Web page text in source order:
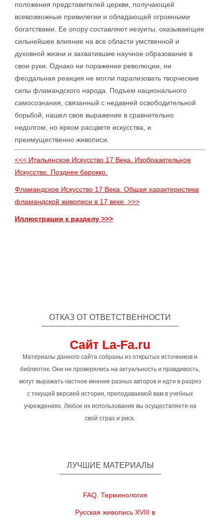
положения представителей церкви, получающей
всевозможные привилегии и обладающей огромными
богатствами. Ее опору составляют иезуиты, оказывающие
сильнейшее влияние на все области умственной и
духовной жизни и захватившие научное образование в
свои руки. Однако ни поражение революции, ни
феодальная реакция не могли парализовать творческие
силы фламандского народа. Подъем национального
самосознания, связанный с недавней освободительной
борьбой, нашел свое выражение в сравнительно
недолгом, но ярком расцвете искусства, и
преимущественно живописи.
<<< Итальянское Искусство 17 Века. Изобразительное
Искусство. Позднее барокко.
Фламандское Искусство 17 Века. Общая характеристика
фламандской живописи в 17 веке. >>>
Иллюстрации к разделу >>>
ОТКАЗ ОТ ОТВЕТСТВЕННОСТИ
Сайт La-Fa.ru
Материалы данного сайта собраны из открытых источников и
библиотек. Они не проверялись на актуальность и правдивость,
могут выражать частное мнение разных авторов и идти в разрез
с текущей версией истории, преподаваемой вам в учебных
учреждениях. Любое их использование вы осуществляете на
свой страх и риск.
ЛУЧШИЕ МАТЕРИАЛЫ
FAQ. Терминология
Русская живопись XVIII в